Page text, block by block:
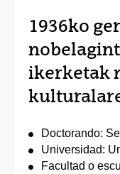
1936ko
ikerketak
Doctorando:
Universidad:
Facultad o